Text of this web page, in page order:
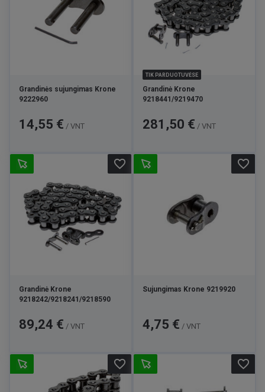
Grandinės sujungimas Krone
9222960
Kaina
14,55 € / VNT
TIK PARDUOTUVĖSE
Grandinė Krone
9218441/9219470
Kaina
281,50 € / VNT
Grandinė Krone
9218242/9218241/9218590
Kaina
89,24 € / VNT
favorite_border
Sujungimas Krone 9219920
Kaina
4,75 € / VNT
favorite_border
favorite_border favorite_border